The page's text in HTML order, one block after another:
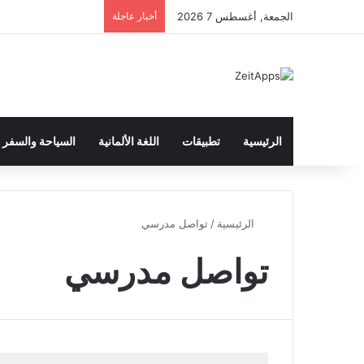
الجمعة, أغسطس 7 2026 أخبار عاجلة
الرئيسية تطبيقات اللغة الألمانية السياحة والسفر
الرئيسية / تواصل مدرسي
تواصل مدرسي